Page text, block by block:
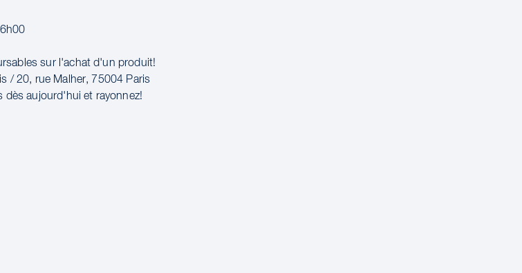
sur l'achat d'un produit!
/ 20, rue Malher, 75004 Paris
dès aujourd'hui et rayonnez!